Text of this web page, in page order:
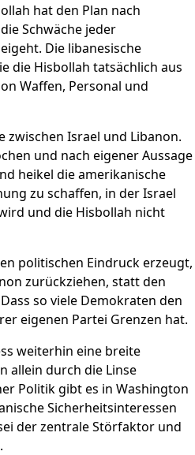
hat den Plan nach
Schwäche jeder
Die libanesische
die Hisbollah tatsächlich aus
Waffen, Personal und
zwischen Israel und Libanon.
und nach eigener Aussage
heikel die amerikanische
zu schaffen, in der Israel
und die Hisbollah nicht
politischen Eindruck erzeugt,
zurückziehen, statt den
so viele Demokraten den
eigenen Partei Grenzen hat.
weiterhin eine breite
allein durch die Linse
Politik gibt es in Washington
Sicherheitsinteressen
der zentrale Störfaktor und